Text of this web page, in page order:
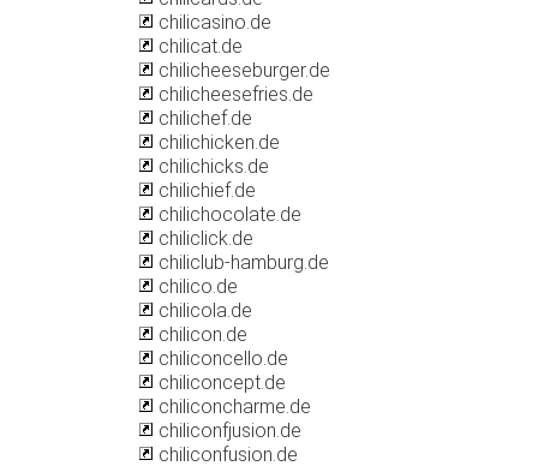
chilicasino.de
chilicat.de
chilicheeseburger.de
chilicheesefries.de
chilichef.de
chilichicken.de
chilichicks.de
chilichief.de
chilichocolate.de
chiliclick.de
chiliclub-hamburg.de
chilico.de
chilicola.de
chilicon.de
chiliconcello.de
chiliconcept.de
chiliconcharme.de
chiliconfjusion.de
chiliconfusion.de